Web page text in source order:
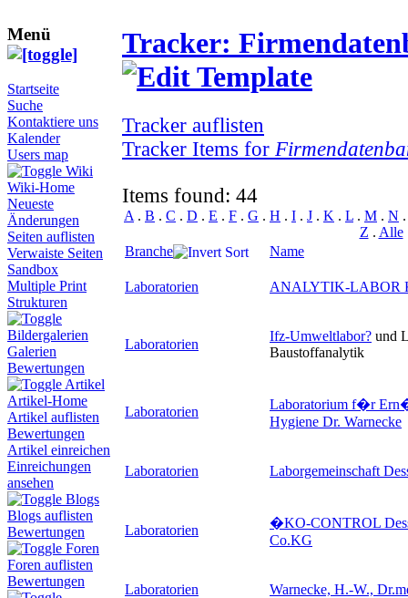
Menü
Startseite
Suche
Kontaktiere uns
Kalender
Users map
Wiki
Wiki-Home
Neueste
Änderungen
Seiten auflisten
Verwaiste Seiten
Sandbox
Multiple Print
Strukturen
Bildergalerien
Galerien
Bewertungen
Artikel
Artikel-Home
Artikel auflisten
Bewertungen
Artikel einreichen
Einreichungen
ansehen
Blogs
Blogs auflisten
Bewertungen
Foren
Foren auflisten
Bewertungen
Tracker:
Tracker auflisten
Tracker Items for
Items found: 44
A . B . C . D . E . F . G . H . I . J . K . L . M . N
Z . Alle
Branche
Name
Laboratorien ANALYTIK-LABOR
Laboratorien
Ifz-Umweltlabor? und
Baustoffanalytik
Laboratorien
Laboratorium f�r
Hygiene Dr. Warnecke
Laboratorien Laborgemeinschaft
Laboratorien
�KO-CONTROL
Co.KG
Laboratorien Warnecke, H.-W.,